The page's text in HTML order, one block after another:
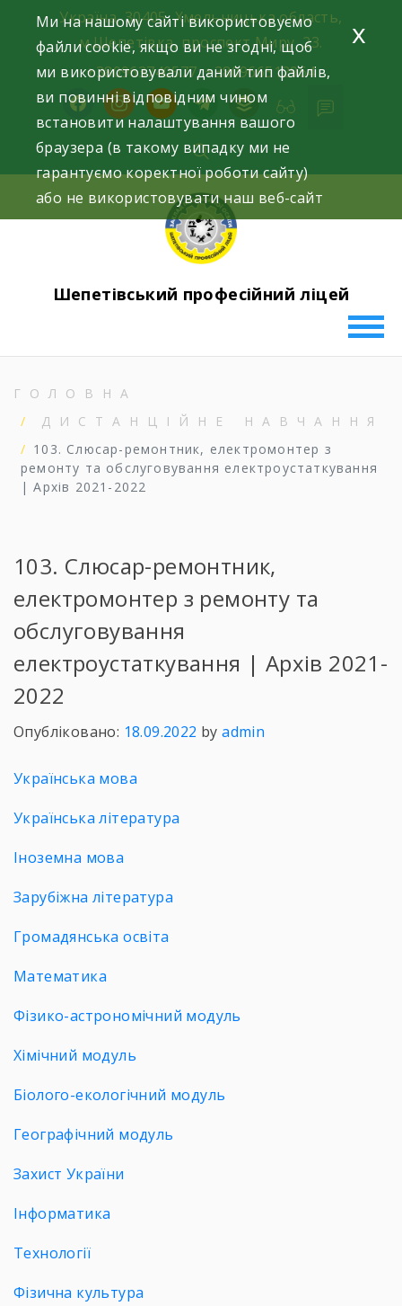
content
Україна, 30405, Хмельницька область,
м.Шепетівка, проспект Миру, 23.
+380963740577, +380966512964
facebookinstagramyoutubetelegram
buffer
Шепетівський професійний ліцей
ГОЛОВНА
ДИСТАНЦІЙНЕ НАВЧАННЯ
103. Слюсар-ремонтник, електромонтер з
ремонту та обслуговування електроустаткування
| Архів 2021-2022
103. Слюсар-ремонтник,
електромонтер з ремонту та
обслуговування
електроустаткування | Архів 2021-
2022
Опубліковано: 18.09.2022 byadmin
Українська мова
Українська література
Іноземна мова
Зарубіжна література
Громадянська освіта
Математика
Фізико-астрономічний модуль
Хімічний модуль
Біолого-екологічний модуль
Географічний модуль
Захист України
Інформатика
Технології
Фізична культура
Ми на нашому сайті використовуємо
файли cookie, якщо ви не згодні, щоб
ми використовували даний тип файлів,
ви повинні відповідним чином
встановити налаштування вашого
браузера (в такому випадку ми не
гарантуємо коректної роботи сайту)
або не використовувати наш веб-сайт
x